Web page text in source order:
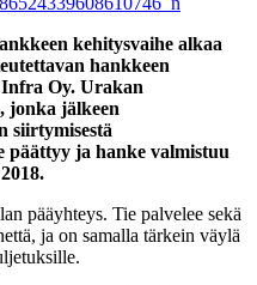
kehitysvaihe alkaa
hankkeen
Oy. Urakan
jonka jälkeen
siirtymisestä
päättyy ja hanke valmistuu
pääyhteys. Tie palvelee sekä
ja on samalla tärkein väylä